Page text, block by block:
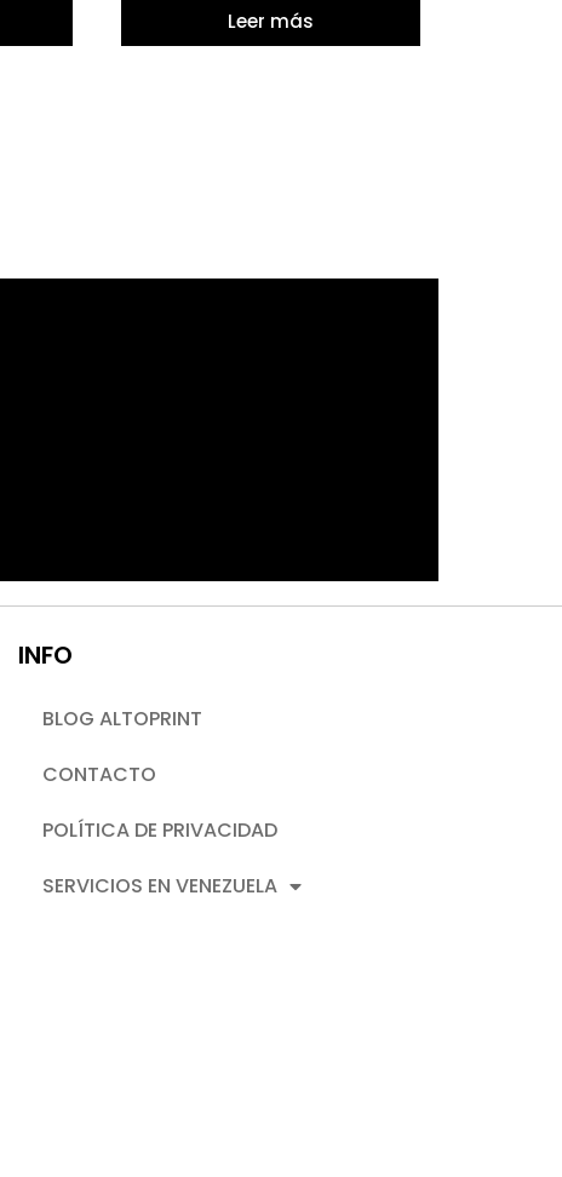
Leer más
INFO
BLOG ALTOPRINT
CONTACTO
POLÍTICA DE PRIVACIDAD
SERVICIOS EN VENEZUELA